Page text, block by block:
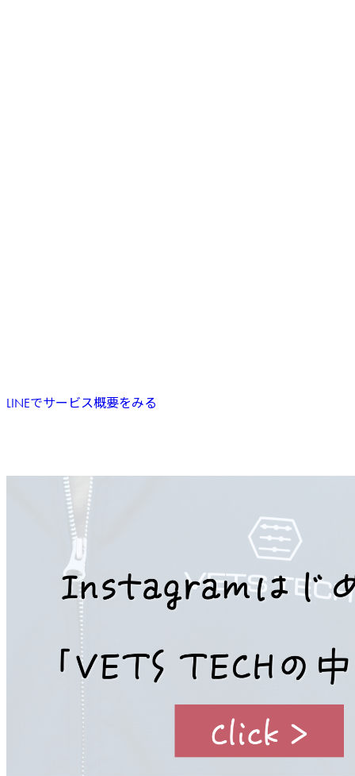
LINEでサービス概要をみる